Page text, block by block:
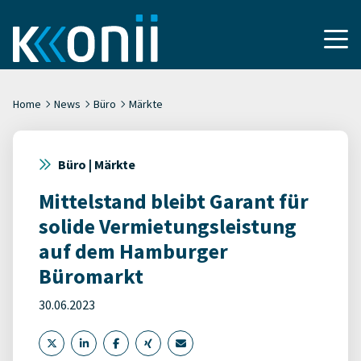
Home News Büro Märkte
Büro | Märkte
Mittelstand bleibt Garant für
solide Vermietungsleistung
auf dem Hamburger
Büromarkt
30.06.2023